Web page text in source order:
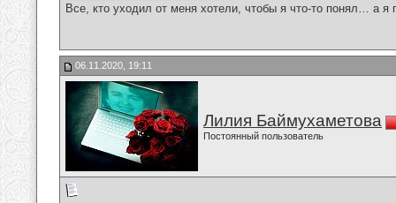
Все, кто уходил от меня хотели, чтобы я что-то понял… а
06.11.2020, 19:11
Лилия Баймухаметова
Постоянный пользователь